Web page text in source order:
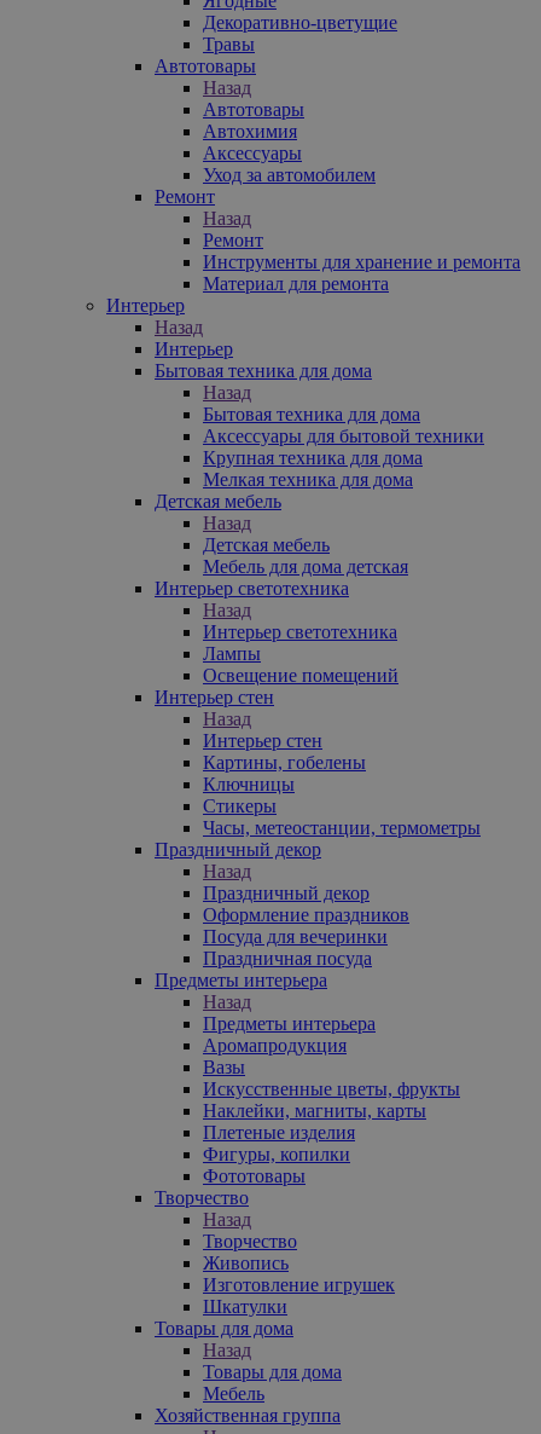
Декоративно-цветущие
Травы
Автотовары
Назад
Автотовары
Автохимия
Аксессуары
Уход за автомобилем
Ремонт
Назад
Ремонт
Инструменты для хранение и ремонта
Материал для ремонта
Интерьер
Назад
Интерьер
Бытовая техника для дома
Назад
Бытовая техника для дома
Аксессуары для бытовой техники
Крупная техника для дома
Мелкая техника для дома
Детская мебель
Назад
Детская мебель
Мебель для дома детская
Интерьер светотехника
Назад
Интерьер светотехника
Лампы
Освещение помещений
Интерьер стен
Назад
Интерьер стен
Картины, гобелены
Ключницы
Стикеры
Часы, метеостанции, термометры
Праздничный декор
Назад
Праздничный декор
Оформление праздников
Посуда для вечеринки
Праздничная посуда
Предметы интерьера
Назад
Предметы интерьера
Аромапродукция
Вазы
Искусственные цветы, фрукты
Наклейки, магниты, карты
Плетеные изделия
Фигуры, копилки
Фототовары
Творчество
Назад
Творчество
Живопись
Изготовление игрушек
Шкатулки
Товары для дома
Назад
Товары для дома
Мебель
Хозяйственная группа